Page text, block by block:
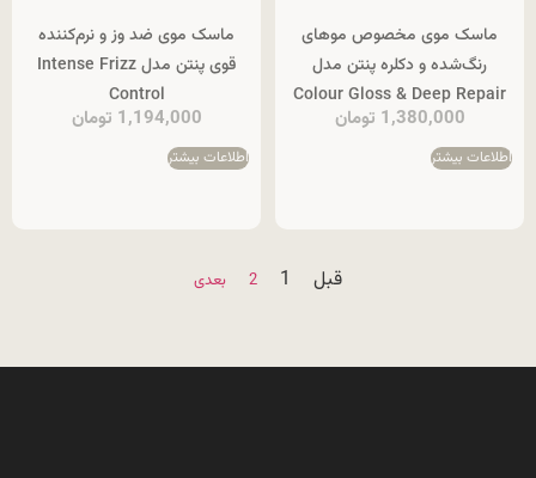
ماسک موی مخصوص موهای
رنگ‌شده و دکلره پنتن مدل
Colour Gloss & Deep Repair
1,380,000 تومان
اطلاعات بیشتر
ماسک موی ضد وز و نرم‌کننده
قوی پنتن مدل Intense Frizz
Control
1,194,000 تومان
اطلاعات بیشتر
قبل 1
2 بعدی